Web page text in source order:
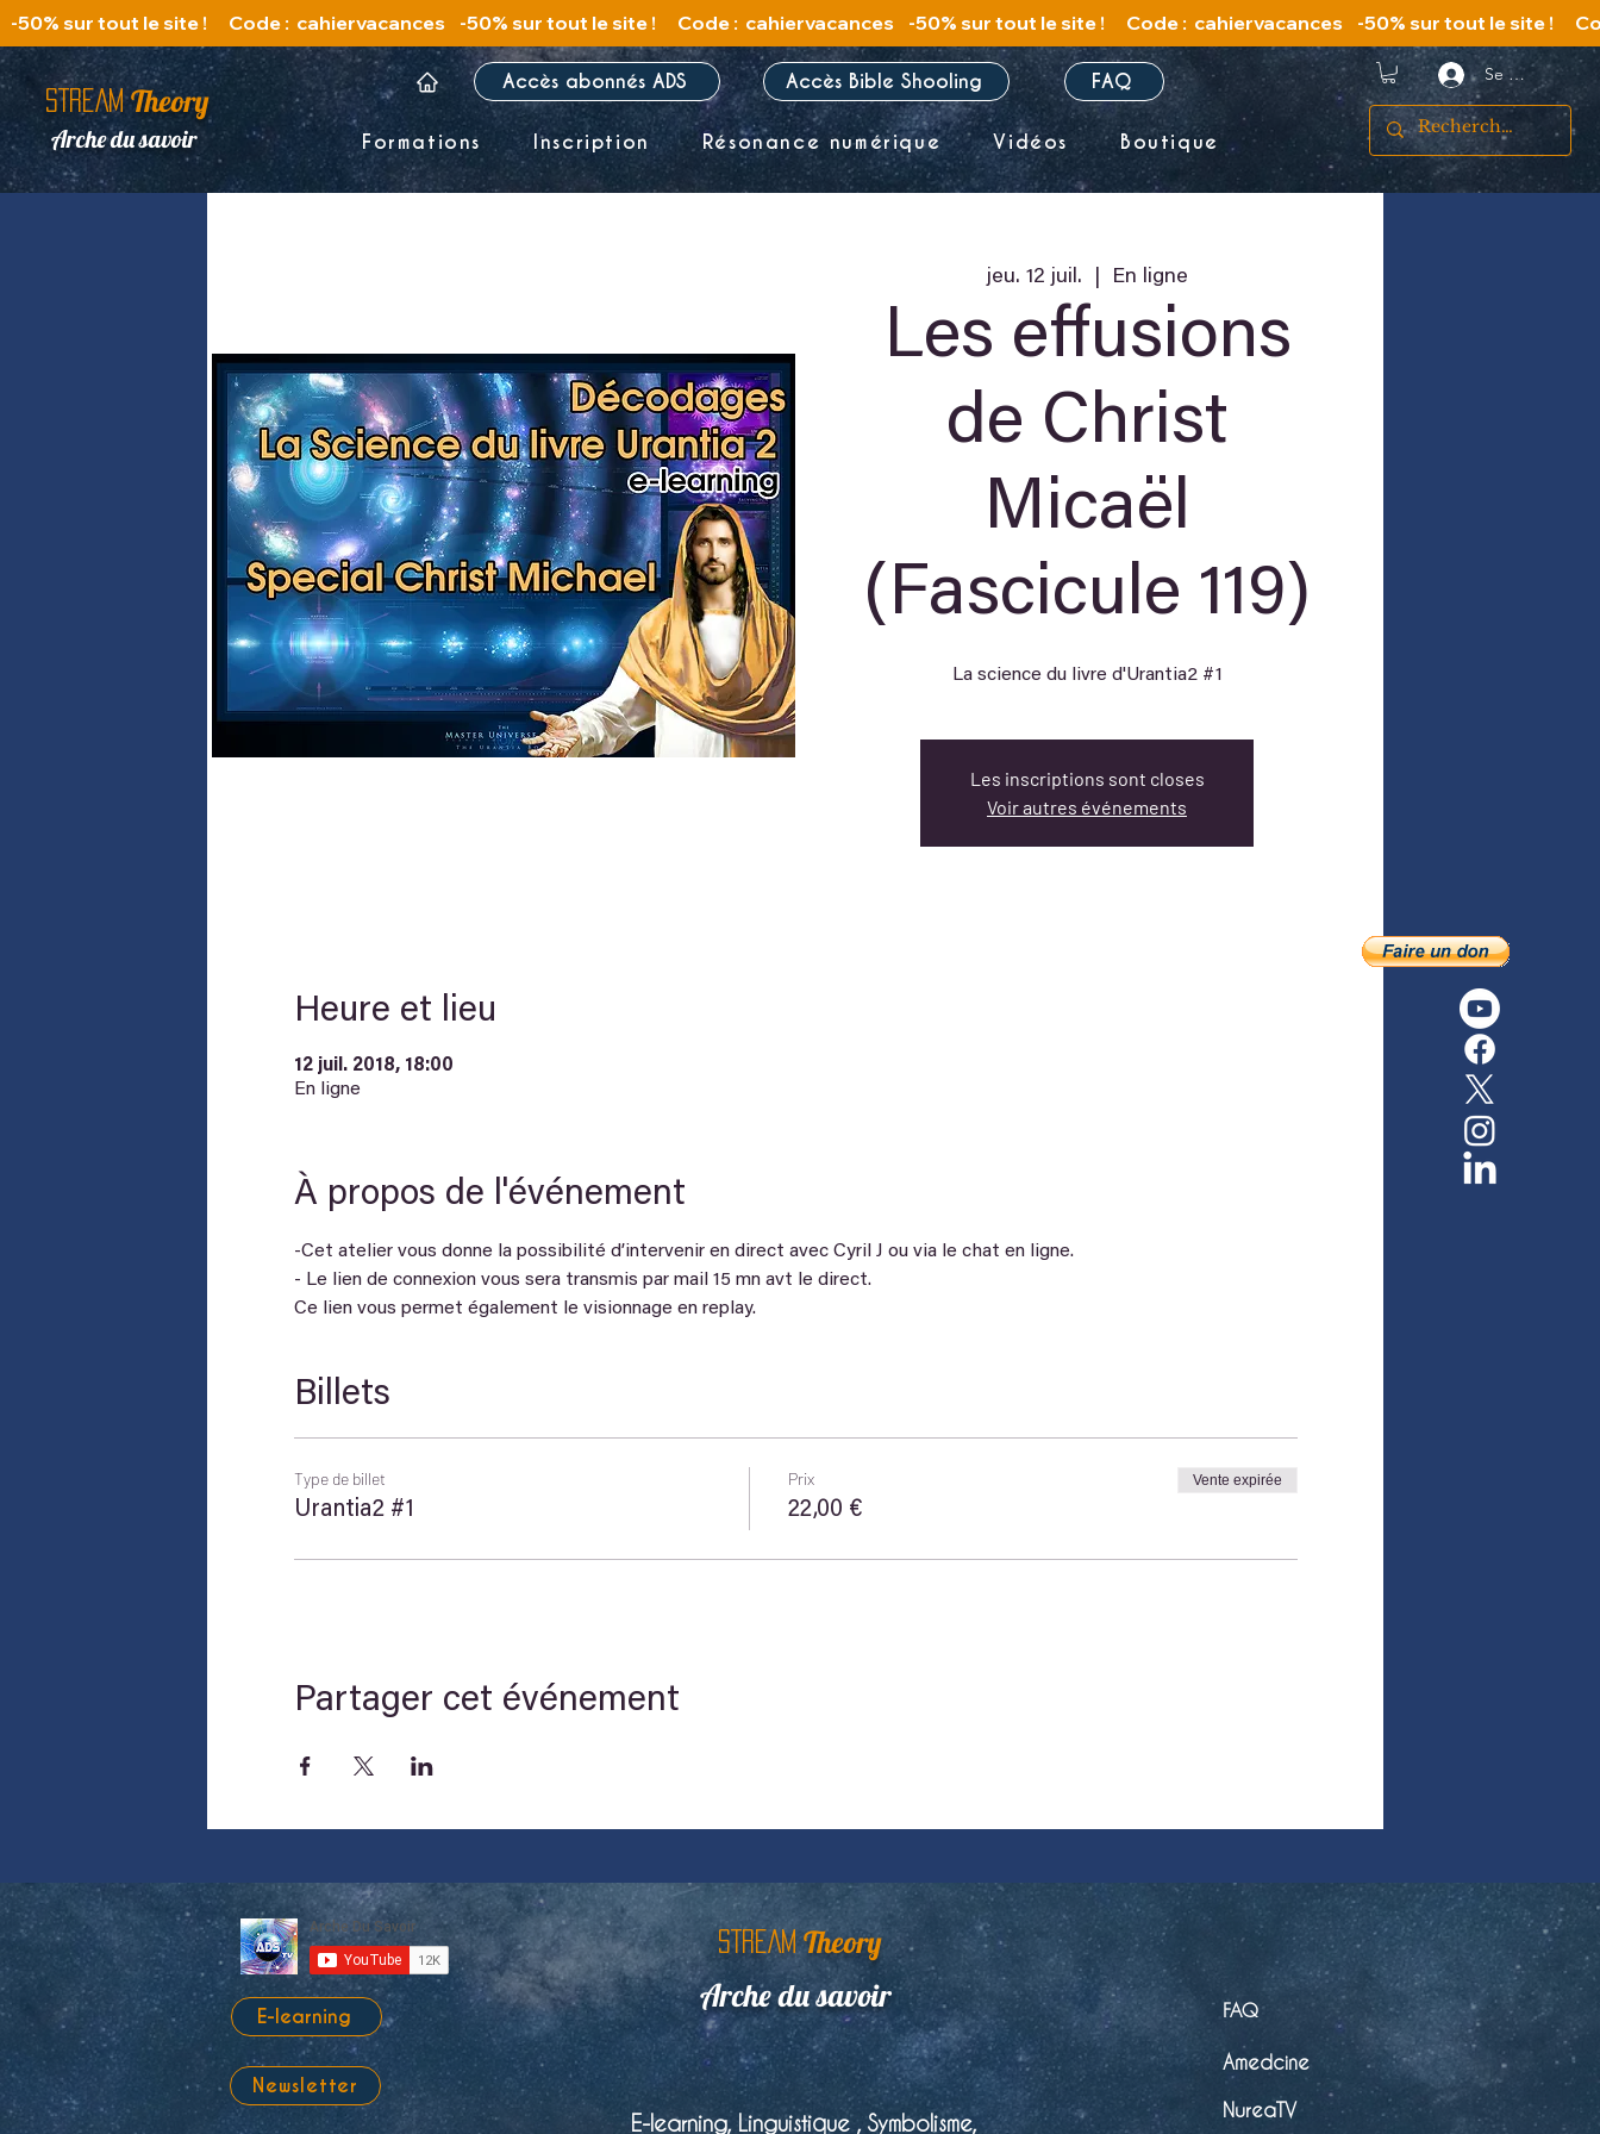
   -50% sur tout le site !      Code :  cahiervacances
STREAM Theory
Arche du savoir
Accès abonnés ADS Accès Bible Shooling FAQ
Formations Inscription Résonance numérique Vidéos Boutique
Se connecter
jeu. 12 juil. En ligne
Les effusions
de Christ
Micaël
(Fascicule 119)
Les inscriptions sont closes
Voir autres événements
Heure et lieu
12 juil. 2018, 18:00
En ligne
À propos de l'événement
-Cet atelier vous donne la possibilité d’intervenir en direct avec Cyril J ou via le chat en ligne.
- Le lien de connexion vous sera transmis par mail 15 mn avt le direct.
Ce lien vous permet également le visionnage en replay.
Billets
Type de billet
Urantia2 #1
Prix
22,00 €
Vente expirée
Partager cet événement
E-learning
Newsletter
STREAM Theory
Arche du savoir
E-learning, Linguistique , Symbolisme,
FAQ
Amedcine
NureaTV